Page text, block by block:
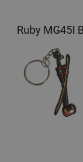
Ruby MG45I